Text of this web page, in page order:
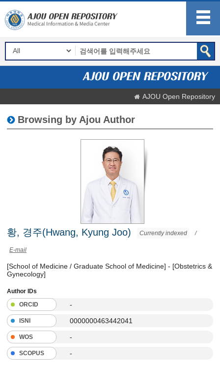
AJOU Open Repository
Browsing by Ajou Author
황, 경주(Hwang, Kyung Joo) Currently indexed /
E-mail
[School of Medicine / Graduate School of Medicine] - [Obstetrics &
Gynecology]
Author IDs
ORCID
-
ISNI 0000000463442041
WOS -
SCOPUS -